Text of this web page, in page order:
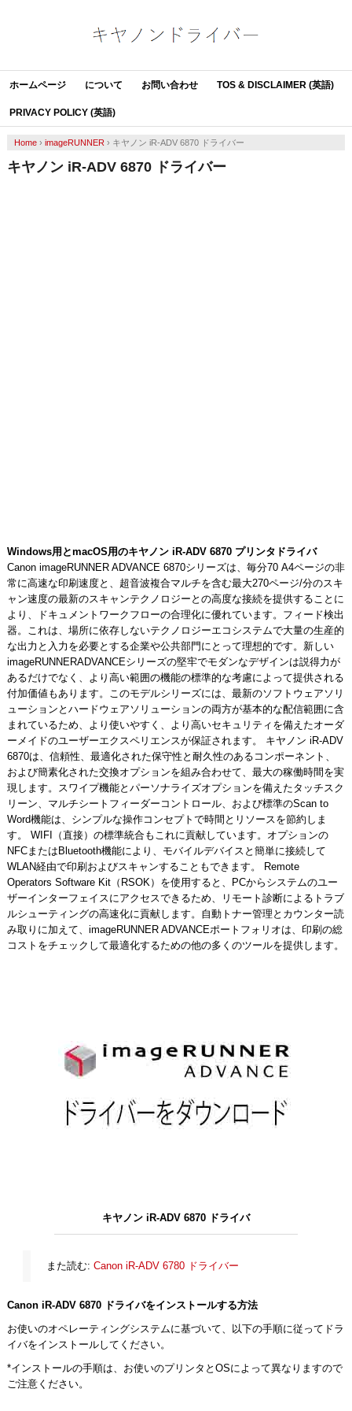
ホームページ について お問い合わせ TOS & DISCLAIMER (英語)
PRIVACY POLICY (英語)
Home› imageRUNNER › キヤノン iR-ADV 6870 ドライバー
キヤノン iR-ADV 6870 ドライバー
Windows用とmacOS用のキヤノン iR-ADV 6870 プリンタドライバ
Canon imageRUNNER ADVANCE 6870シリーズは、毎分70 A4ページの非
常に高速な印刷速度と、超音波複合マルチを含む最大270ページ/分のスキ
ャン速度の最新のスキャンテクノロジーとの高度な接続を提供することに
より、ドキュメントワークフローの合理化に優れています。フィード検出
器。これは、場所に依存しないテクノロジーエコシステムで大量の生産的
な出力と入力を必要とする企業や公共部門にとって理想的です。新しい
imageRUNNERADVANCEシリーズの堅牢でモダンなデザインは説得力が
あるだけでなく、より高い範囲の機能の標準的な考慮によって提供される
付加価値もあります。このモデルシリーズには、最新のソフトウェアソリ
ューションとハードウェアソリューションの両方が基本的な配信範囲に含
まれているため、より使いやすく、より高いセキュリティを備えたオーダ
ーメイドのユーザーエクスペリエンスが保証されます。 キヤノン iR-ADV
6870は、信頼性、最適化された保守性と耐久性のあるコンポーネント、
および簡素化された交換オプションを組み合わせて、最大の稼働時間を実
現します。スワイプ機能とパーソナライズオプションを備えたタッチスク
リーン、マルチシートフィーダーコントロール、および標準のScan to
Word機能は、シンプルな操作コンセプトで時間とリソースを節約しま
す。 WIFI（直接）の標準統合もこれに貢献しています。オプションの
NFCまたはBluetooth機能により、モバイルデバイスと簡単に接続して
WLAN経由で印刷およびスキャンすることもできます。 Remote
Operators Software Kit（RSOK）を使用すると、PCからシステムのユー
ザーインターフェイスにアクセスできるため、リモート診断によるトラブ
ルシューティングの高速化に貢献します。自動トナー管理とカウンター読
み取りに加えて、imageRUNNER ADVANCEポートフォリオは、印刷の総
コストをチェックして最適化するための他の多くのツールを提供します。
キヤノン iR-ADV 6870 ドライバ
また読む: Canon iR-ADV 6780 ドライバー
Canon iR-ADV 6870 ドライバをインストールする方法
お使いのオペレーティングシステムに基づいて、以下の手順に従ってドラ
イバをインストールしてください。
*インストールの手順は、お使いのプリンタとOSによって異なりますので
ご注意ください。